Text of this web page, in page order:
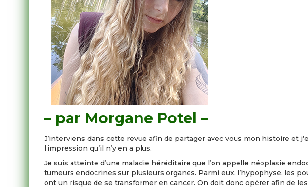
– par Morgane Potel –
J’interviens dans cette revue afin de partager avec vous mon histoire et
l’impression qu’il n’y en a plus.
Je suis atteinte d’une maladie héréditaire que l’on appelle néoplasie
tumeurs endocrines sur plusieurs organes. Parmi eux, l’hypophyse, les
ont un risque de se transformer en cancer. On doit donc opérer afin de